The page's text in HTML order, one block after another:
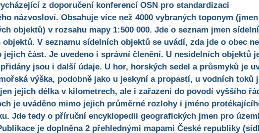
z doporučení konferencí OSN pro standardizaci
názvosloví. Obsahuje více než 4000 vybraných toponym (jmen
objektů) v rozsahu mapy 1:500 000. Jde o seznam jmen
objektů. V seznamu sídelních objektů se uvádí, zda jde o obec
jejich část. Je uvedeno i správní členění. U nesídelních objektů
jsou i další údaje. U hor, horských sedel a průsmyků je
výška, podobně jako u jeskyní a propastí, u vodních toků
jejich délka v kilometrech, ale i zařazení do povodí vyššího
je uváděno mimo jejich průměrné rozlohy i jméno
Jde tedy o příruční encyklopedii geografických jmen pro
je doplněna 2 přehlednými mapami České republiky